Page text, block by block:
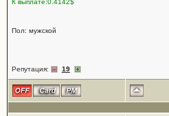
К выплате:0.4142$
Пол: мужской
Репутация: 19